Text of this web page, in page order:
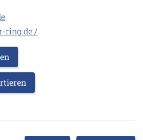
ring.de./